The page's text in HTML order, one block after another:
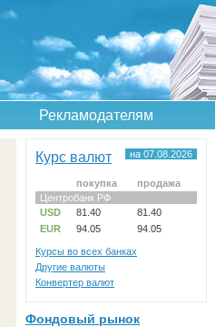
Рекламодателям
Курс валют на 07.08.2026
покупка
продажа
Центробанк РФ
USD
81.40
81.40
EUR
94.05 94.05
Курсы во всех банках
Другие валюты
Конвертер валют
Фондовый рынок